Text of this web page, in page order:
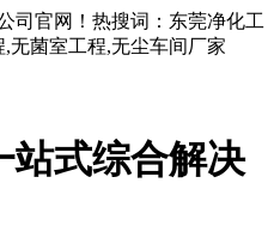
司官网！热搜词：东莞净化工
无菌室工程,无尘车间厂家
站式综合解决